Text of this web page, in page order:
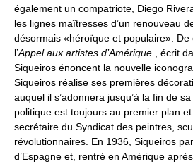
également un compatriote, Diego
les lignes maîtresses d’un renouveau
désormais «héroïque et populaire».
l’Appel aux artistes d’Amérique , écrit
Siqueiros énoncent la nouvelle
Siqueiros réalise ses premières
auquel il s’adonnera jusqu’à la fin de
politique est toujours au premier plan et
secrétaire du Syndicat des peintres,
révolutionnaires. En 1936, Siqueiros
d’Espagne et, rentré en Amérique